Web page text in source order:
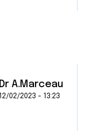
Dr A.Marceau
12/02/2023 - 13:23